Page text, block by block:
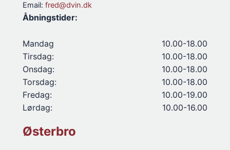
Email: fred@dvin.dk
Åbningstider:
Mandag
10.00-18.00
Tirsdag:
10.00-18.00
Onsdag:
10.00-18.00
Torsdag:
10.00-18.00
Fredag:
10.00-19.00
Lørdag:
10.00-16.00
Østerbro